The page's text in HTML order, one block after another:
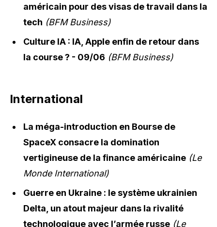
américain pour des visas de travail dans la
tech (BFM Business)
Culture IA : IA, Apple enfin de retour dans
la course ? - 09/06 (BFM Business)
International
La méga-introduction en Bourse de
SpaceX consacre la domination
vertigineuse de la finance américaine (Le
Monde International)
Guerre en Ukraine : le système ukrainien
Delta, un atout majeur dans la rivalité
technologique avec l’armée russe (Le